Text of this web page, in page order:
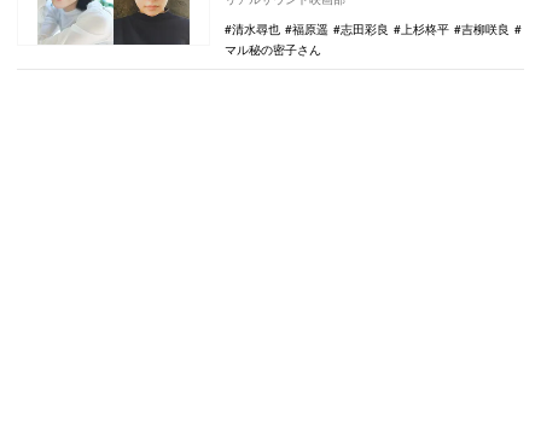
尋也、志田…
清水尋也
福原遥 志田彩良 上杉柊平
吉柳咲良
マル秘の密子さん